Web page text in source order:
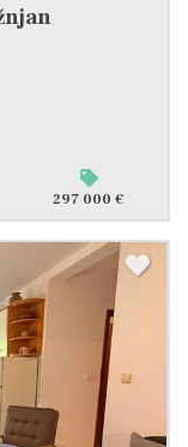
297 000 €